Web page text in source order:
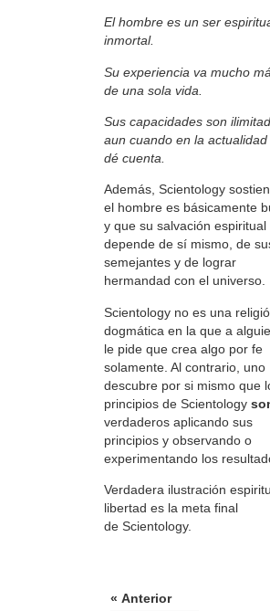
El hombre es un ser
inmortal.
Su experiencia va mucho
de una sola vida.
Sus capacidades son
aun cuando en la
dé cuenta.
Además, Scientology
el hombre es básicamente
y que su salvación espiritual
depende de sí mismo, de
semejantes y de lograr
hermandad con el universo.
Scientology no es una
dogmática en la que a
le pide que crea algo por fe
solamente. Al contrario, uno
descubre por si mismo que
principios de Scientology
verdaderos aplicando sus
principios y observando o
experimentando los
Verdadera ilustración
libertad es la meta final
de Scientology.
« Anterior